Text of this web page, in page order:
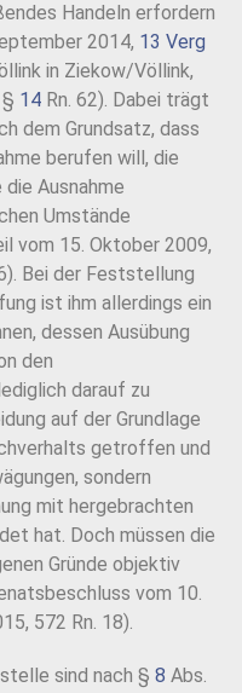
Handeln erfordern
2014, 13 Verg
in Ziekow/Völlink,
14 Rn. 62). Dabei trägt
dem Grundsatz, dass
berufen will, die
Ausnahme
Umstände
vom 15. Oktober 2009,
Bei der Feststellung
ist ihm allerdings ein
dessen Ausübung
den
darauf zu
auf der Grundlage
getroffen und
sondern
mit hergebrachten
hat. Doch müssen die
Gründe objektiv
vom 10.
572 Rn. 18).
sind nach § 8 Abs.